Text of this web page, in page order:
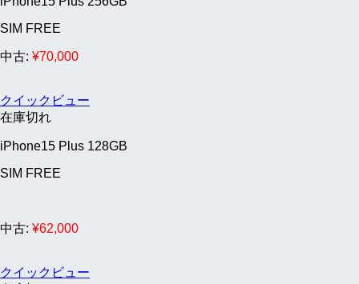
SIM FREE
中古: ¥70,000
クイックビュー
在庫切れ
iPhone15 Plus 128GB
SIM FREE
中古: ¥62,000
クイックビュー